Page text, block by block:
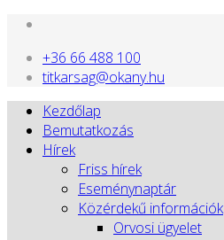
+36 66 488 100
titkarsag@okany.hu
Kezdőlap
Bemutatkozás
Hírek
Friss hírek
Eseménynaptár
Közérdekű információk
Orvosi ügyelet